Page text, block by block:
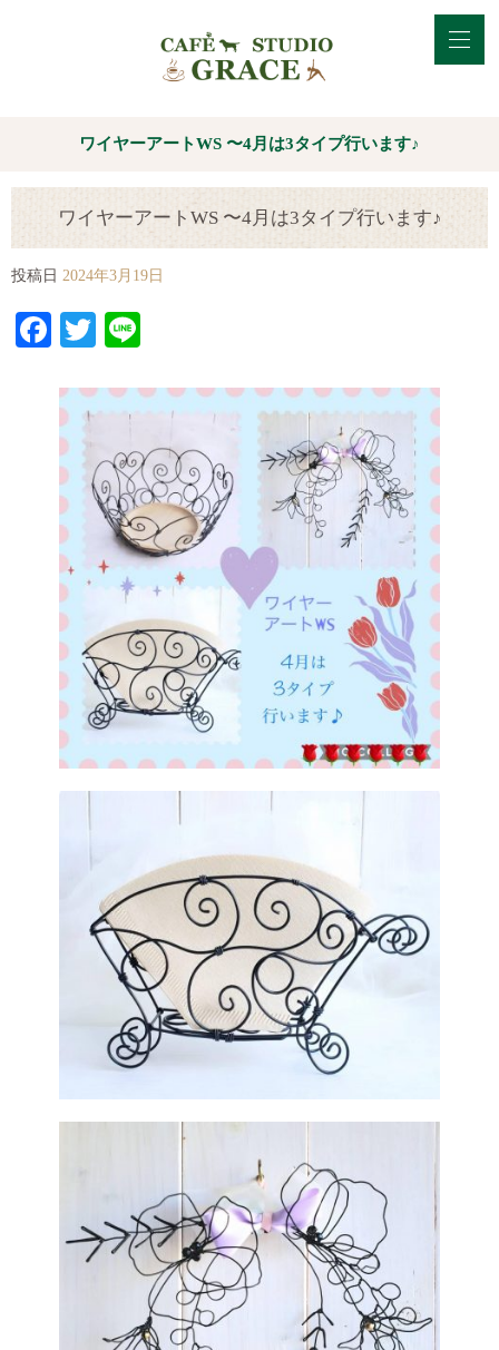
ワイヤーアートWS 〜4月は3タイプ行います♪
ワイヤーアートWS 〜4月は3タイプ行います♪
投稿日 2024年3月19日
Facebook
Twitter